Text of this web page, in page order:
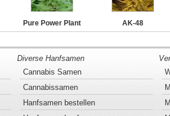
Pure Power Plant AK-48
Diverse Hanfsamen
Cannabis Samen
Cannabissamen
Hanfsamen bestellen